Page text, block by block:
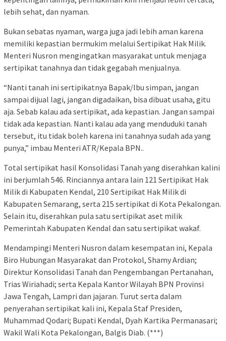
lebih sehat, dan nyaman.
Bukan sebatas nyaman, warga juga jadi lebih aman karena
memiliki kepastian bermukim melalui Sertipikat Hak Milik.
Menteri Nusron mengingatkan masyarakat untuk menjaga
sertipikat tanahnya dan tidak gegabah menjualnya.
“Nanti tanah ini sertipikatnya Bapak/Ibu simpan, jangan
sampai dijual lagi, jangan digadaikan, bisa dibuat usaha, gitu
aja. Sebab kalau ada sertipikat, ada kepastian. Jangan sampai
tidak ada kepastian. Nanti kalau ada yang menduduki tanah
tersebut, itu tidak boleh karena ini tanahnya sudah ada yang
punya,” imbau Menteri ATR/Kepala BPN..
Total sertipikat hasil Konsolidasi Tanah yang diserahkan kalini
ini berjumlah 546. Rinciannya antara lain 121 Sertipikat Hak
Milik di Kabupaten Kendal, 210 Sertipikat Hak Milik di
Kabupaten Semarang, serta 215 sertipikat di Kota Pekalongan.
Selain itu, diserahkan pula satu sertipikat aset milik
Pemerintah Kabupaten Kendal dan satu sertipikat wakaf.
Mendampingi Menteri Nusron dalam kesempatan ini, Kepala
Biro Hubungan Masyarakat dan Protokol, Shamy Ardian;
Direktur Konsolidasi Tanah dan Pengembangan Pertanahan,
Trias Wiriahadi; serta Kepala Kantor Wilayah BPN Provinsi
Jawa Tengah, Lampri dan jajaran. Turut serta dalam
penyerahan sertipikat kali ini, Kepala Staf Presiden,
Muhammad Qodari; Bupati Kendal, Dyah Kartika Permanasari;
Wakil Wali Kota Pekalongan, Balgis Diab. (***)